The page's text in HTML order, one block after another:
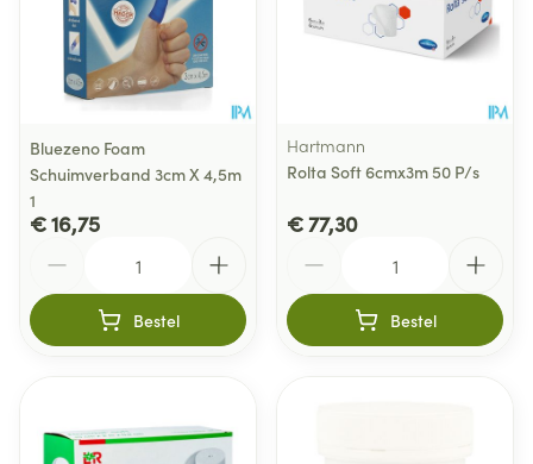
Bluezeno Foam
Schuimverband 3cm X 4,5m
1
€ 16,75
Bestel
Hartmann
Rolta Soft 6cmx3m 50 P/s
€ 77,30
Bestel